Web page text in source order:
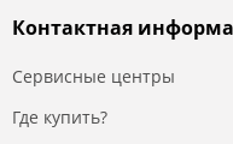
Контактная
Сервисные центры
Где купить?